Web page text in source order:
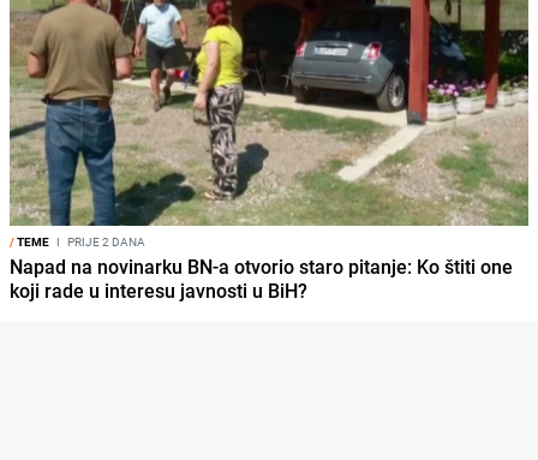
/TEME I PRIJE 2 DANA
Napad na novinarku BN-a otvorio staro pitanje: Ko štiti one
koji rade u interesu javnosti u BiH?